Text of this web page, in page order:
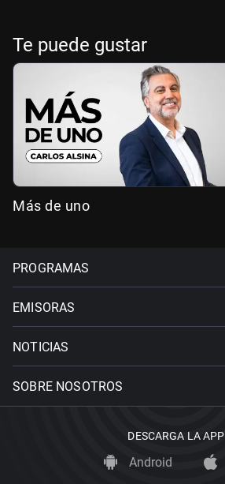
Te puede gustar
Más de uno
PROGRAMAS
EMISORAS
NOTICIAS
SOBRE NOSOTROS
DESCARGA LA APP
Android